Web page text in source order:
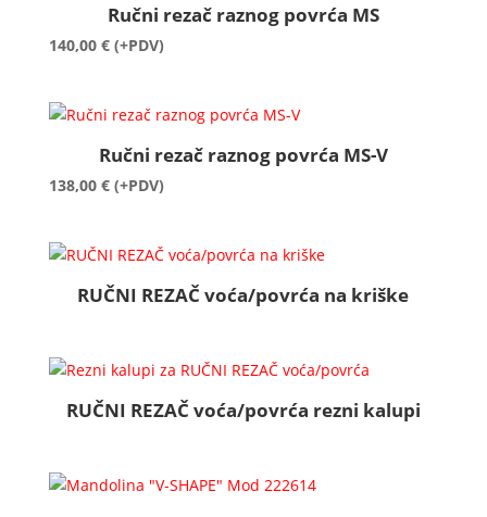
Ručni rezač raznog povrća MS
140,00 € (+PDV)
Ručni rezač raznog povrća MS-V
138,00 € (+PDV)
RUČNI REZAČ voća/povrća na kriške
RUČNI REZAČ voća/povrća rezni kalupi